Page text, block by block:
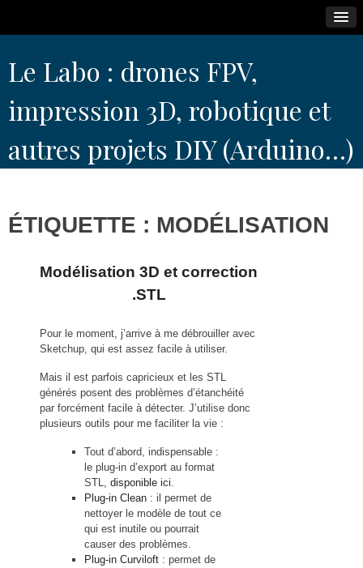
to
content
Le Labo : drones FPV,
impression 3D, robotique et
autres projets DIY (Arduino…)
ÉTIQUETTE : MODÉLISATION
Modélisation 3D et correction
.STL
Pour le moment, j’arrive à me débrouiller avec
Sketchup, qui est assez facile à utiliser.
Mais il est parfois capricieux et les STL
générés posent des problèmes d’étanchéité
par forcément facile à détecter. J’utilise donc
plusieurs outils pour me faciliter la vie :
Tout d’abord, indispensable :
le plug-in d’export au format
STL, disponible ici.
Plug-in Clean : il permet de
nettoyer le modèle de tout ce
qui est inutile ou pourrait
causer des problèmes.
Plug-in Curviloft : permet de